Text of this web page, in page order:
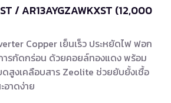
/ AR13AYGZAWKXST (12,000
Copper เย็นเร็ว ประหยัดไฟ ฟอก
ารกัดกร่อน ด้วยคอยล์ทองแดง พร้อม
ดสูงเคลือบสาร Zeolite ช่วยยับยั้งเชื้อ
อาดง่าย